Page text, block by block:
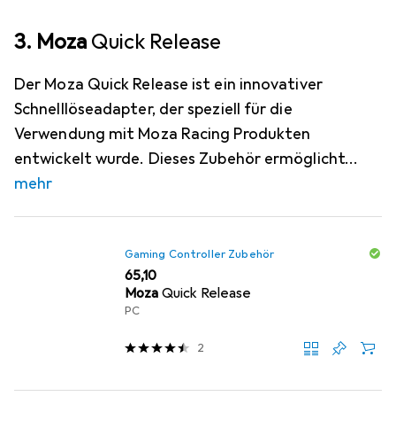
3. Moza Quick Release
Der Moza Quick Release ist ein innovativer
Schnelllöseadapter, der speziell für die
Verwendung mit Moza Racing Produkten
entwickelt wurde. Dieses Zubehör ermöglicht
mehr
Gaming Controller Zubehör
EUR
65,10
Moza Quick Release
PC
2